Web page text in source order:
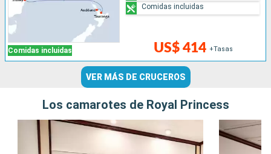
Comidas incluidas US$ 414 +Tasas
Comidas incluidas
VER MÁS DE CRUCEROS
Los camarotes de Royal Princess